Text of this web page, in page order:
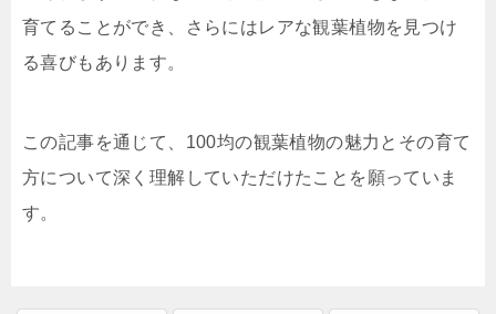
育てることができ、さらにはレアな観葉植物を見つけ
る喜びもあります。
この記事を通じて、100均の観葉植物の魅力とその育て
方について深く理解していただけたことを願っていま
す。